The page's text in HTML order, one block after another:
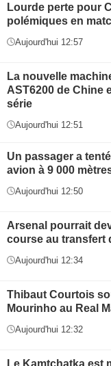
Lourde perte pour
polémiques en
Aujourd'hui 12:57
La nouvelle
AST6200 de Chine
série
Aujourd'hui 12:51
Un passager a
avion à 9 000
Aujourd'hui 12:50
Arsenal pourrait
course au transfert
Aujourd'hui 12:34
Thibaut Courtois
Mourinho au Real
Aujourd'hui 12:32
Le Kamtchatka est